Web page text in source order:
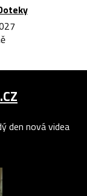
den nová videa